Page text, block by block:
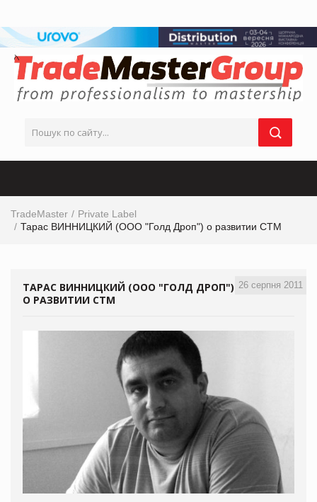
TradeMaster
Private Label
Тарас ВИННИЦКИЙ (ООО "Голд Дроп") о развитии СТМ
26 серпня 2011
ТАРАС ВИННИЦКИЙ (ООО "ГОЛД ДРОП")
О РАЗВИТИИ СТМ